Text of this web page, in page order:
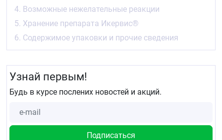
закапывания в глаза.
Перед применением препарата Икервис®
обязательно сообщите своему лечащему врачу:
если Вы ранее перенесли инфекцию глаз,
вызванную вирусом герпеса, которая могла
повредить переднюю прозрачную часть глаза
(роговицу)
глаукомы, в том числе бета-блокаторы,
(секрецию) слезы.
4. Возможные нежелательные реакции
5. Хранение препарата Икервис®
6. Содержимое упаковки и прочие сведения
Узнай первым!
Будь в курсе послених новостей и акций.